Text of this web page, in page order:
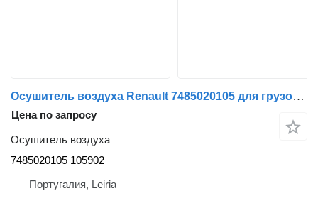
Осушитель воздуха Renault 7485020105 для грузовика Renault
Цена по запросу
Осушитель воздуха
7485020105 105902
Португалия, Leiria